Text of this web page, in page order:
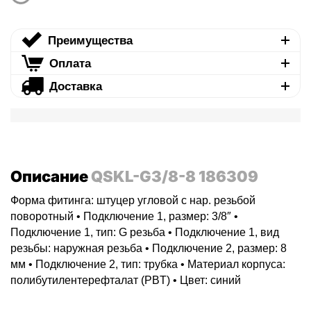
Преимущества
Оплата
Доставка
ОписаниеQSKL-G3/8-8 186309
Форма фитинга: штуцер угловой с нар. резьбой
поворотный • Подключение 1, размер: 3/8″ •
Подключение 1, тип: G резьба • Подключение 1, вид
резьбы: наружная резьба • Подключение 2, размер: 8
мм • Подключение 2, тип: трубка • Материал корпуса:
полибутилентерефталат (PBT) • Цвет: синий